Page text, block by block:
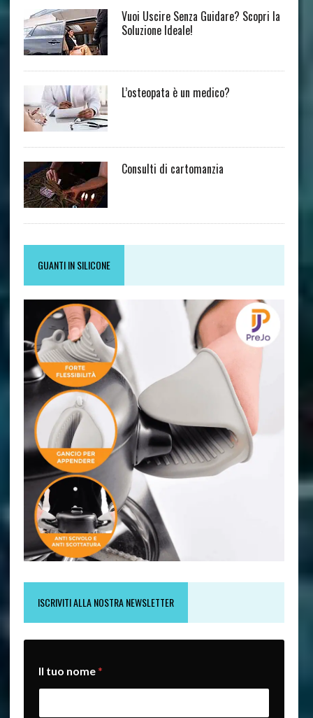
Vuoi Uscire Senza Guidare? Scopri la
Soluzione Ideale!
L’osteopata è un medico?
Consulti di cartomanzia
GUANTI IN SILICONE
ISCRIVITI ALLA NOSTRA NEWSLETTER
Il tuo nome*